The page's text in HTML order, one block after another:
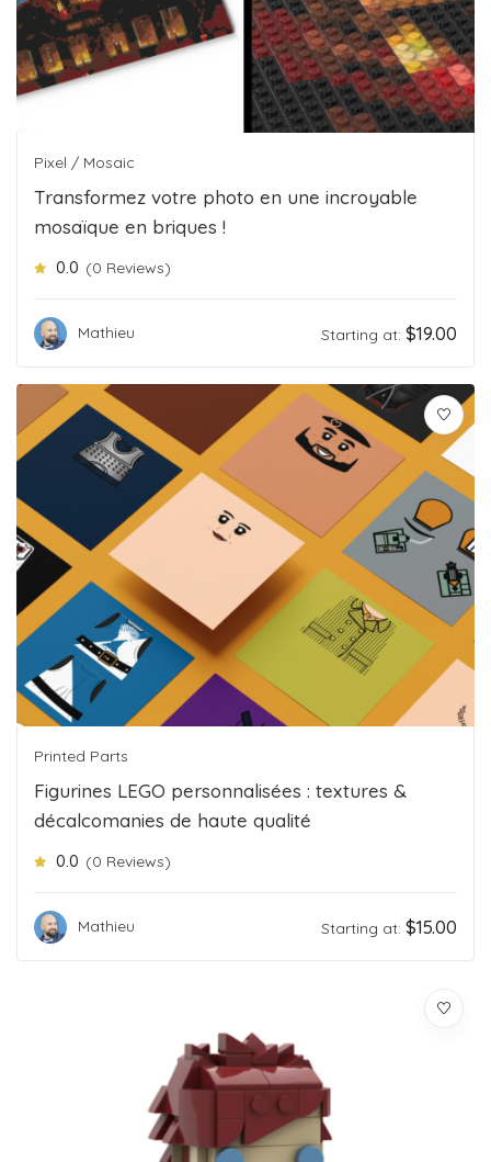
Pixel / Mosaic
Transformez votre photo en une incroyable
mosaïque en briques !
0.0 (0 Reviews)
Mathieu Starting at: $19.00
Printed Parts
Figurines LEGO personnalisées : textures &
décalcomanies de haute qualité
0.0 (0 Reviews)
Mathieu Starting at: $15.00